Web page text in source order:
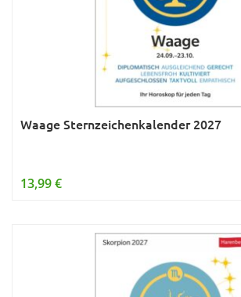
Waage Sternzeichenkalender 2027
13,99 €